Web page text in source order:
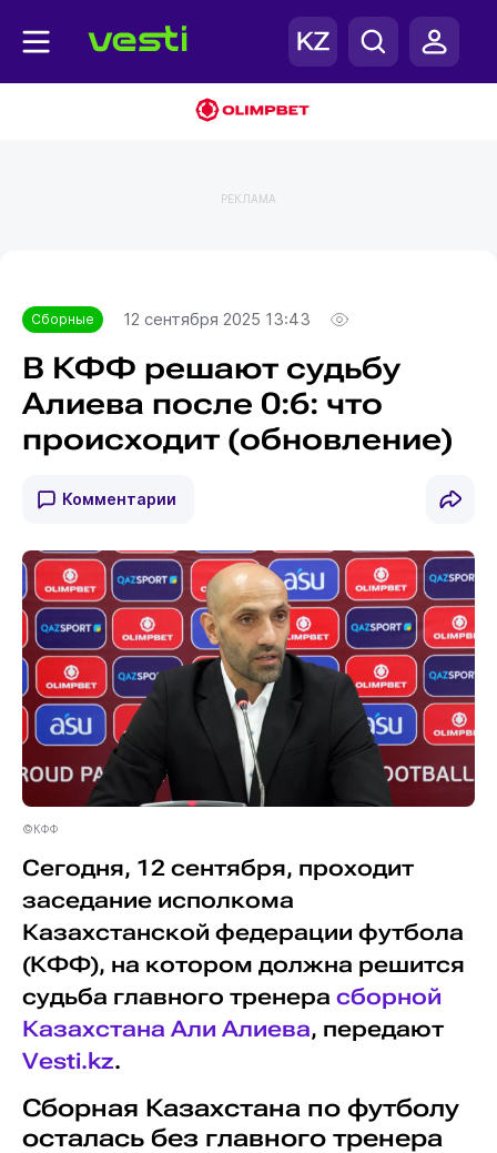
РЕКЛАМА
Сборные 12 сентября 2025 13:43
В КФФ решают судьбу
Алиева после 0:6: что
происходит (обновление)
Комментарии
©КФФ
Сегодня, 12 сентября, проходит
заседание исполкома
Казахстанской федерации футбола
(КФФ), на котором должна решится
судьба главного тренера сборной
Казахстана Али Алиева, передают
Vesti.kz.
Сборная Казахстана по футболу
осталась без главного тренера